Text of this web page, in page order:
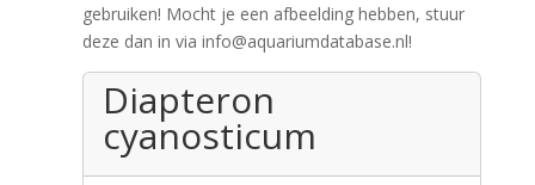
gebruiken! Mocht je een afbeelding hebben, stuur
deze dan in via info@aquariumdatabase.nl!
Diapteron
cyanosticum